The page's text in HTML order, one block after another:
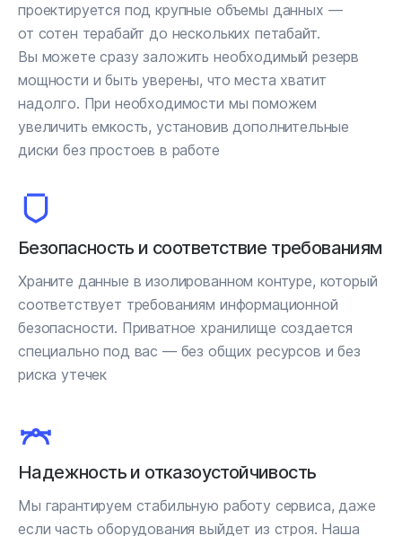
проектируется под крупные объемы данных —
от сотен терабайт до нескольких петабайт.
Вы можете сразу заложить необходимый резерв
мощности и быть уверены, что места хватит
надолго. При необходимости мы поможем
увеличить емкость, установив дополнительные
диски без простоев в работе
Безопасность и соответствие требованиям
Храните данные в изолированном контуре, который
соответствует требованиям информационной
безопасности. Приватное хранилище создается
специально под вас — без общих ресурсов и без
риска утечек
Надежность и отказоустойчивость
Мы гарантируем стабильную работу сервиса, даже
если часть оборудования выйдет из строя. Наша